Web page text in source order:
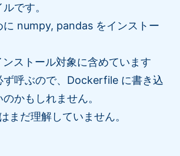
です。
に numpy, pandas をインストー
ストール対象に含めています
ず呼ぶので、Dockerfile に書き込
かもしれません。
まだ理解していません。